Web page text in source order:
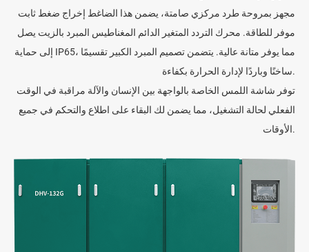
مجهز بمروحة طرد مركزي صامتة، يضمن هذا الضاغط إخراج ضغط ثابت
موفر للطاقة. محرك التردد المتغير الدائم المغناطيس المبرد بالزيت يصل
إلى حماية IP65، مما يوفر متانة عالية. يتضمن تصميم المبرد الكبير تقسيمًا
ساخنًا وباردًا لإدارة الحرارة بكفاءة.
توفر شاشة اللمس الخاصة بالواجهة بين الإنسان والآلة مراقبة في الوقت
الفعلي لحالة التشغيل، مما يضمن لك البقاء على اطلاع والتحكم في جميع
الأوقات.